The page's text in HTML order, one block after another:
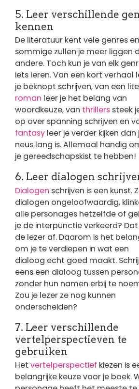
5. Leer verschillende
kennen
De literatuur kent vele genres en
sommige zullen je meer liggen
andere. Toch kun je van elk
iets leren. Van een kort verhaal
je beknopt schrijven, van een
roman leer je het belang van
woordkeuze, van thrillers steek
op over spanning schrijven en
fantasy leer je verder kijken dan
neus lang is. Allemaal handig
je gereedschapskist te hebben!
6. Leer dialogen
Dialogen schrijven is een kunst.
dialogen ongeloofwaardig,
alle personages hetzelfde of
je de interpunctie verkeerd?
de lezer af. Daarom is het
om je te verdiepen in wat een
dialoog echt goed maakt.
eens een dialoog tussen
zonder hun namen erbij te
Zou je lezer ze nog kunnen
onderscheiden?
7. Leer verschillende
vertelperspectieven te
gebruiken
Het vertelperspectief kiezen is
belangrijke keuze voor je boek.